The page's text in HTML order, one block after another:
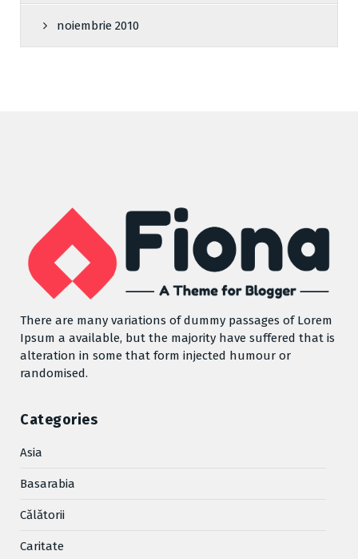
noiembrie 2010
There are many variations of dummy passages of Lorem
Ipsum a available, but the majority have suffered that is
alteration in some that form injected humour or
randomised.
Categories
Asia
Basarabia
Cǎlǎtorii
Caritate